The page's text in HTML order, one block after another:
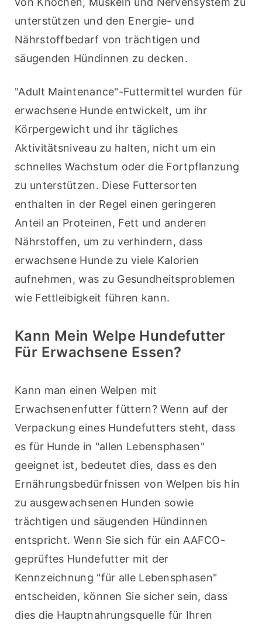
unterstützen und den Energie- und
Nährstoffbedarf von trächtigen und
säugenden Hündinnen zu decken.
"Adult Maintenance"-Futtermittel wurden für
erwachsene Hunde entwickelt, um ihr
Körpergewicht und ihr tägliches
Aktivitätsniveau zu halten, nicht um ein
schnelles Wachstum oder die Fortpflanzung
zu unterstützen. Diese Futtersorten
enthalten in der Regel einen geringeren
Anteil an Proteinen, Fett und anderen
Nährstoffen, um zu verhindern, dass
erwachsene Hunde zu viele Kalorien
aufnehmen, was zu Gesundheitsproblemen
wie Fettleibigkeit führen kann.
Kann Mein Welpe Hundefutter
Für Erwachsene Essen?
Kann man einen Welpen mit
Erwachsenenfutter füttern? Wenn auf der
Verpackung eines Hundefutters steht, dass
es für Hunde in "allen Lebensphasen"
geeignet ist, bedeutet dies, dass es den
Ernährungsbedürfnissen von Welpen bis hin
zu ausgewachsenen Hunden sowie
trächtigen und säugenden Hündinnen
entspricht. Wenn Sie sich für ein AAFCO-
geprüftes Hundefutter mit der
Kennzeichnung "für alle Lebensphasen"
entscheiden, können Sie sicher sein, dass
dies die Hauptnahrungsquelle für Ihren